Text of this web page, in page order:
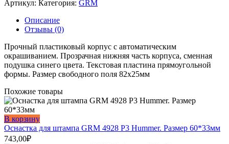
штампа
GRM
4925
Размер
82*25мм
Артикул: Категория: GRM
Описание
Отзывы (0)
Прочный пластиковый корпус с автоматическим
окрашиванием. Прозрачная нижняя часть корпуса, сменная
подушка синего цвета. Текстовая пластина прямоугольной
формы. Размер свободного поля 82х25мм
Похожие товары
В корзину
Оснастка для штампа GRM 4928 P3 Hummer. Размер 60*33мм
743,00₽